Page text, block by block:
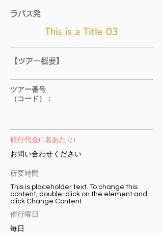
ラパス発
This is a Title 03
【ツアー概要】
ツアー番号
（コード）：
旅行代金(1名あたり)
お問い合わせください
所要​時間
This is placeholder text. To change this
content, double-click on the element and
click Change Content.
​催行曜日
毎日